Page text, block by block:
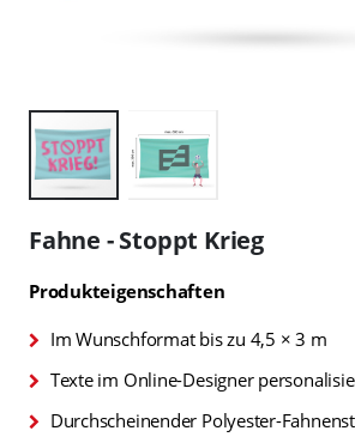
Anfang
der
springen
Fahne - Stoppt Krieg
Produkteigenschaften
Im Wunschformat bis zu 4,5 × 3 m
Texte im Online-Designer
Durchscheinender Polyester-